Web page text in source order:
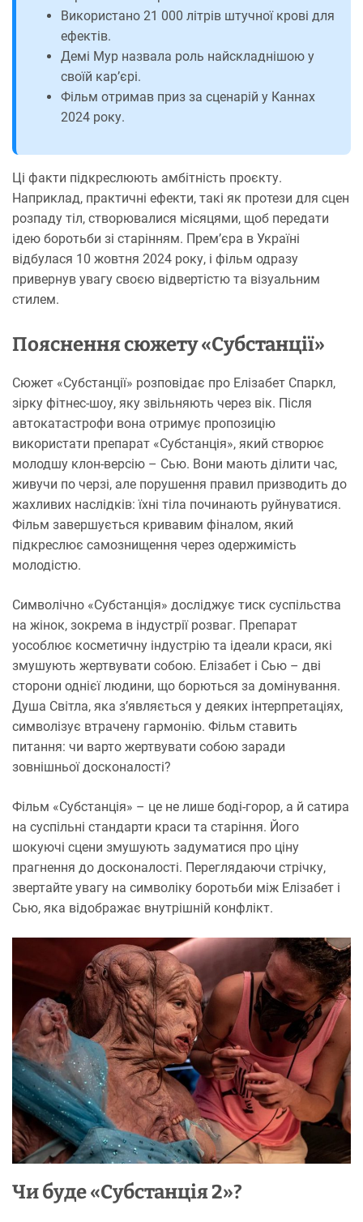
Використано 21 000 літрів штучної крові для
ефектів.
Демі Мур назвала роль найскладнішою у
своїй кар’єрі.
Фільм отримав приз за сценарій у Каннах
2024 року.
Ці факти підкреслюють амбітність проєкту.
Наприклад, практичні ефекти, такі як протези для сцен
розпаду тіл, створювалися місяцями, щоб передати
ідею боротьби зі старінням. Прем’єра в Україні
відбулася 10 жовтня 2024 року, і фільм одразу
привернув увагу своєю відвертістю та візуальним
стилем.
Пояснення сюжету «Субстанції»
Сюжет «Субстанції» розповідає про Елізабет Спаркл,
зірку фітнес-шоу, яку звільняють через вік. Після
автокатастрофи вона отримує пропозицію
використати препарат «Субстанція», який створює
молодшу клон-версію – Сью. Вони мають ділити час,
живучи по черзі, але порушення правил призводить до
жахливих наслідків: їхні тіла починають руйнуватися.
Фільм завершується кривавим фіналом, який
підкреслює самознищення через одержимість
молодістю.
Символічно «Субстанція» досліджує тиск суспільства
на жінок, зокрема в індустрії розваг. Препарат
уособлює косметичну індустрію та ідеали краси, які
змушують жертвувати собою. Елізабет і Сью – дві
сторони однієї людини, що борються за домінування.
Душа Світла, яка з’являється у деяких інтерпретаціях,
символізує втрачену гармонію. Фільм ставить
питання: чи варто жертвувати собою заради
зовнішньої досконалості?
Фільм «Субстанція» – це не лише боді-горор, а й сатира
на суспільні стандарти краси та старіння. Його
шокуючі сцени змушують задуматися про ціну
прагнення до досконалості. Переглядаючи стрічку,
звертайте увагу на символіку боротьби між Елізабет і
Сью, яка відображає внутрішній конфлікт.
Чи буде «Субстанція 2»?